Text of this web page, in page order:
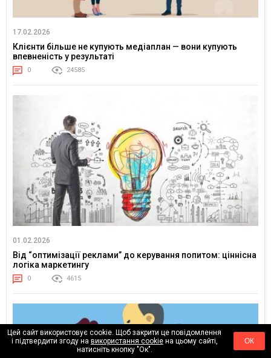
17.02.2026
Клієнти більше не купують медіаплан — вони купують
впевненість у результаті
0 24585
01.02.2026
Від “оптимізації реклами” до керування попитом: ціннісна
логіка маркетингу
0 4615
Цей сайт використовує cookie. Щоб закрити це повідомлення
і підтвердити згоду на використання cookieна цьому сайті,
натисніть кнопку "Ок".
ОК